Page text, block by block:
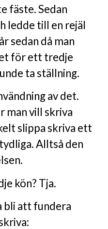
fäste. Sedan
ledde till en rejäl
sedan då man
för ett tredje
ta ställning.
av det.
man vill skriva
slippa skriva ett
Alltså den
kön? Tja.
bli att fundera